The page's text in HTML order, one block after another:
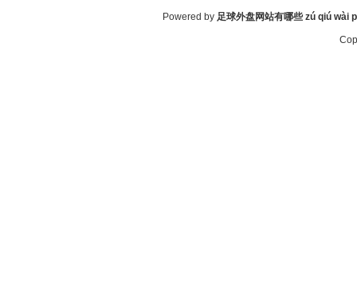
Powered by 足球外盘网站有哪些 zú qiú wài